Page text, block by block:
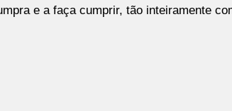
e a faça cumprir, tão inteiramente